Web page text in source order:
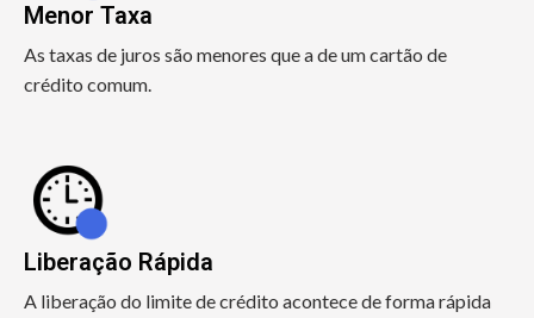
Menor Taxa
As taxas de juros são menores que a de um cartão de
crédito comum.
Liberação Rápida
A liberação do limite de crédito acontece de forma rápida